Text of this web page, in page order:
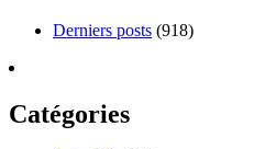
Derniers posts (918)
Catégories